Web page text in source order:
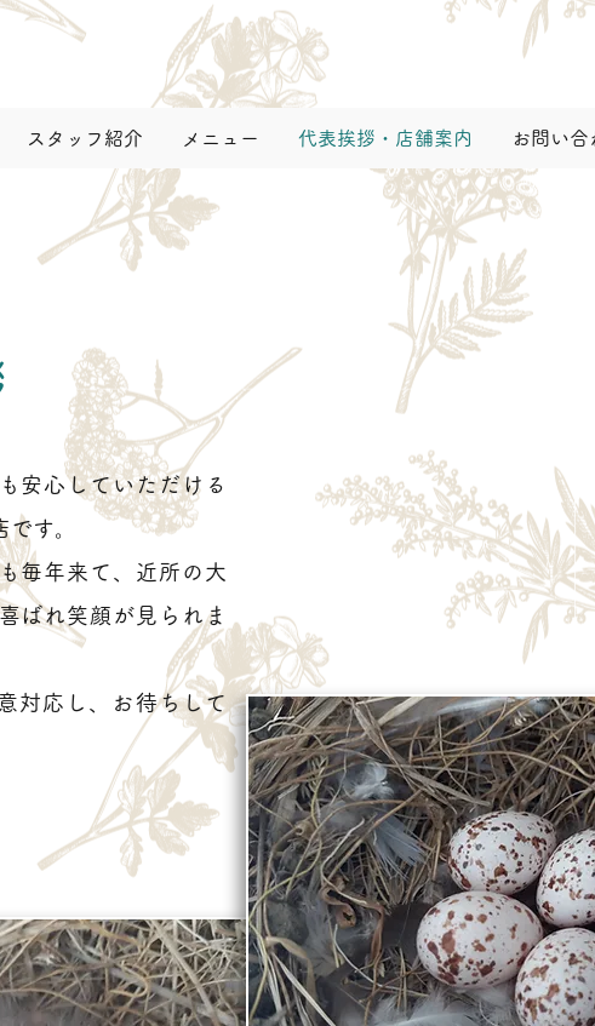
スタッフ紹介 メニュー 代表挨拶・店舗案内 お問い合
安心していただける
す。
毎年来て、近所の大
ばれ笑顔が見られま
対応し、お待ちして